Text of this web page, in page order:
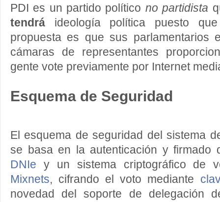
PDI es un partido político no partidista
tendrá ideología política puesto
propuesta es que sus parlamentarios
cámaras de representantes
gente vote previamente por Internet
Esquema de Seguridad
El esquema de seguridad del sistema
se basa en la autenticación y firmado
DNIe y un sistema criptográfico de
Mixnets, cifrando el voto mediante
novedad del soporte de delegación